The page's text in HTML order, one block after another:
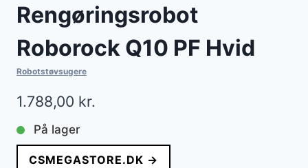
Rengøringsrobot
Roborock Q10 PF Hvid
Robotstøvsugere
1.788,00 kr.
På lager
CSMEGASTORE.DK →